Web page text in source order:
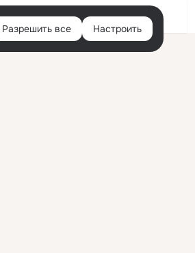
Войти
Разрешить все Настроить